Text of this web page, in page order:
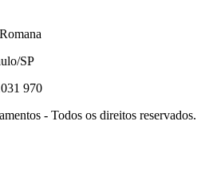
SP
970
- Todos os direitos reservados.